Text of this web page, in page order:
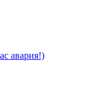
авария!)